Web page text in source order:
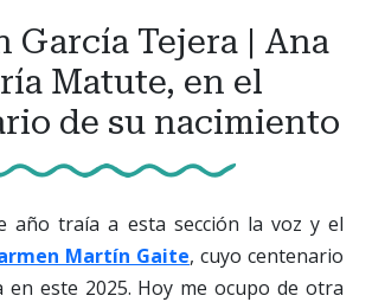
García Tejera | Ana
Matute, en el
de su nacimiento
año traía a esta sección la voz y el
Martín Gaite, cuyo centenario
en este 2025. Hoy me ocupo de otra